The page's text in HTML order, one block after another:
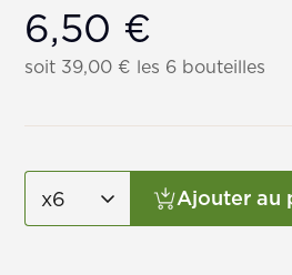
6,50 €
soit 39,00 € les 6 bouteilles
Ajouter au